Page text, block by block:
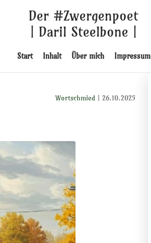
Der #Zwergenpoet
| Daril Steelbone |
Start Inhalt Über mich Impressum
Wortschmied | 26.10.2025